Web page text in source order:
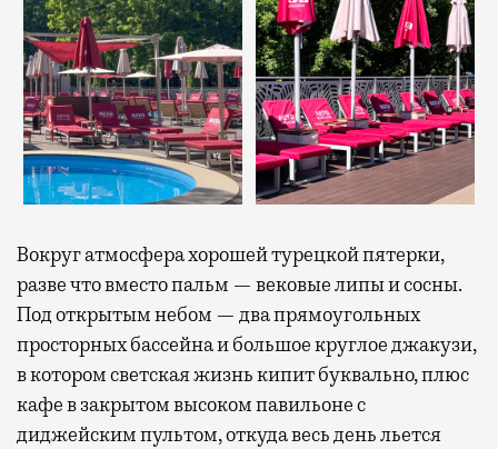
Вокруг атмосфера хорошей турецкой пятерки,
разве что вместо пальм — вековые липы и сосны.
Под открытым небом — два прямоугольных
просторных бассейна и большое круглое джакузи,
в котором светская жизнь кипит буквально, плюс
кафе в закрытом высоком павильоне с
диджейским пультом, откуда весь день льется